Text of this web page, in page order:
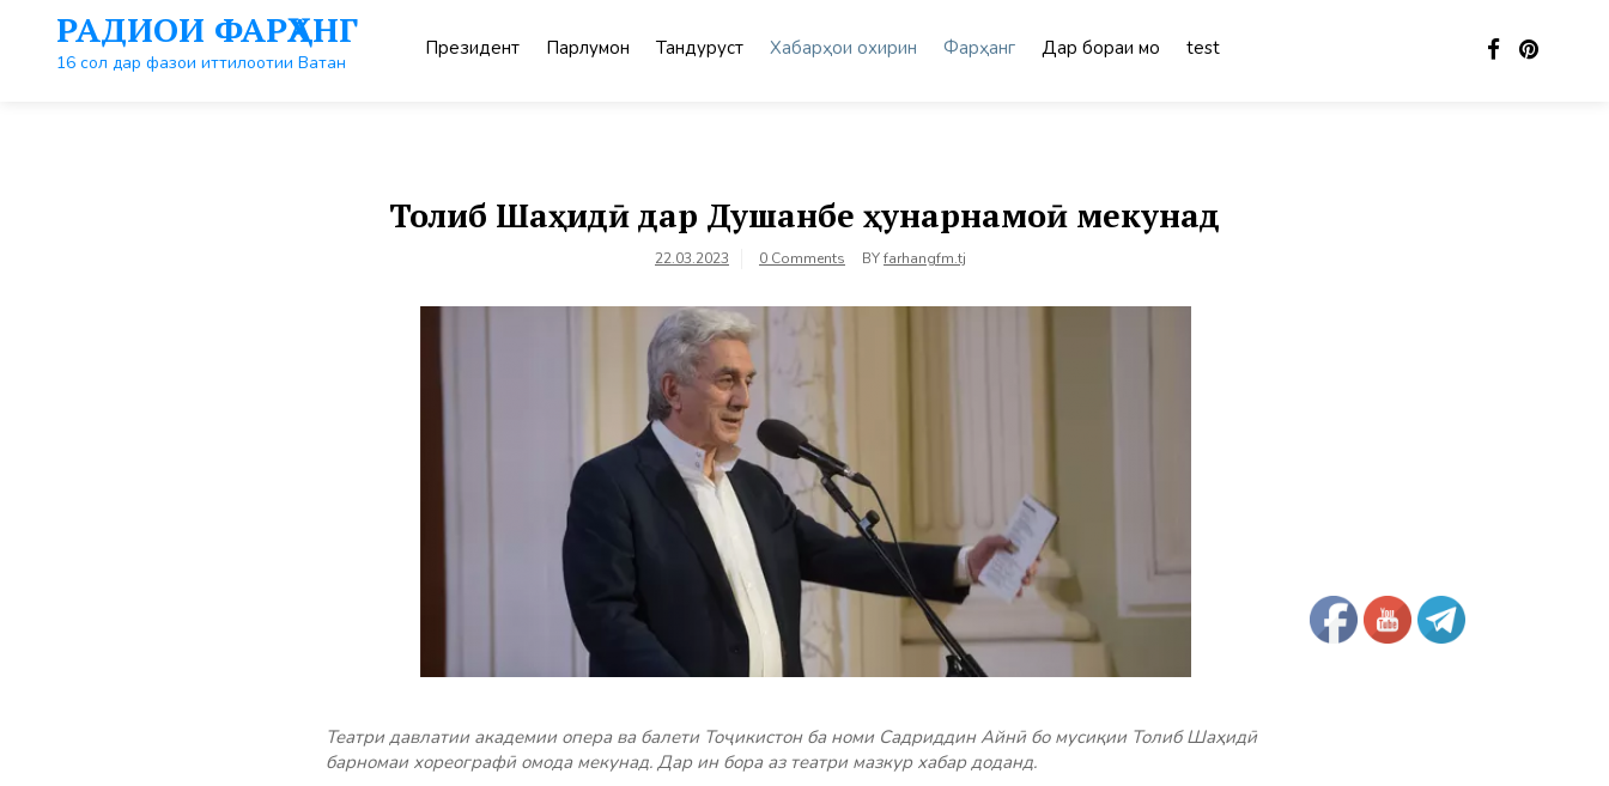
контенту
РАДИОИ ФАРҲАНГ
16 сол дар фазои иттилоотии Ватан
Президент Парлумон Тандурустӣ Хабарҳои охирин Фарҳанг Дар бораи мо test
Толиб Шаҳидӣ дар Душанбе ҳунарнамоӣ мекунад
22.03.2023 0 Comments BYfarhangfm.tj
Театри давлатии академии опера ва балети Тоҷикистон ба номи Садриддин Айнӣ бо мусиқии Толиб Шаҳидӣ
барномаи хореографӣ омода мекунад. Дар ин бора аз театри мазкур хабар доданд.